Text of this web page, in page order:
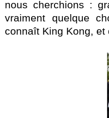
nous cherchions :
vraiment quelque
connaît King Kong,